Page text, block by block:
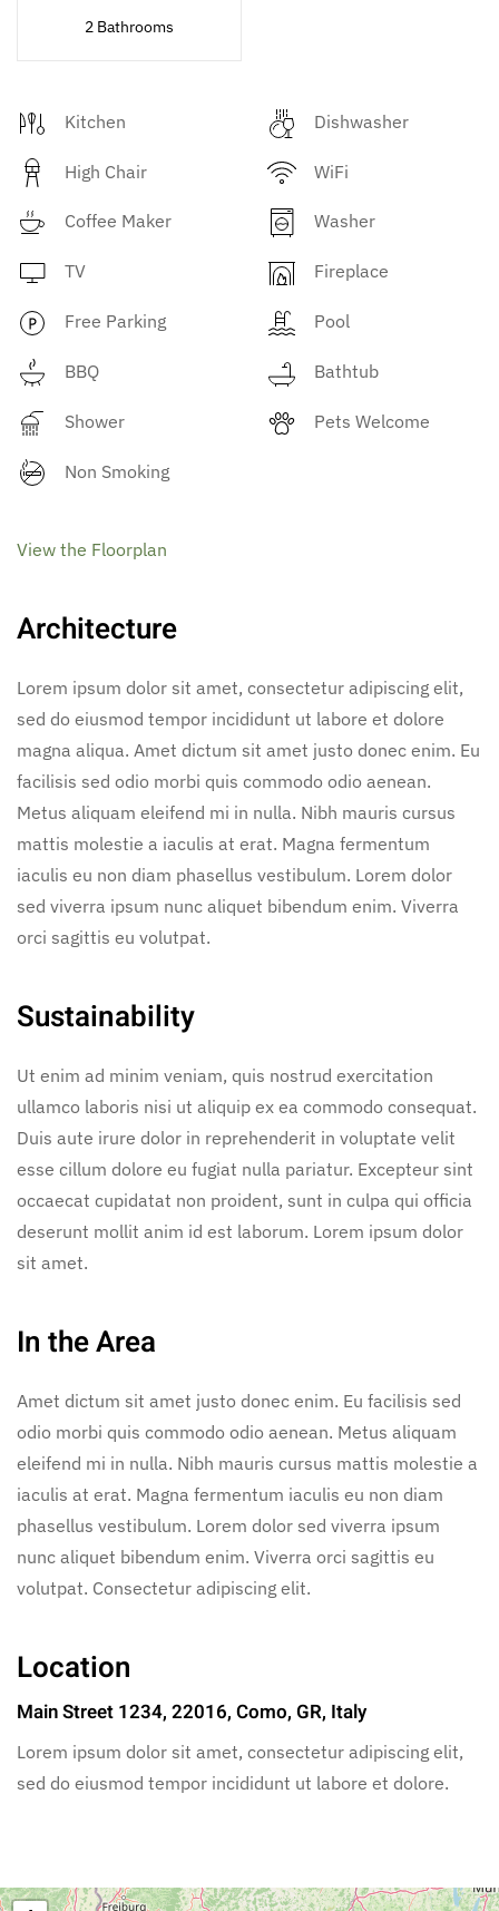
2 Bathrooms
Kitchen Dishwasher
High Chair WiFi
Coffee Maker Washer
TV Fireplace
Free Parking Pool
BBQ Bathtub
Shower Pets Welcome
Non Smoking
View the Floorplan
Architecture
Lorem ipsum dolor sit amet, consectetur adipiscing elit,
sed do eiusmod tempor incididunt ut labore et dolore
magna aliqua. Amet dictum sit amet justo donec enim. Eu
facilisis sed odio morbi quis commodo odio aenean.
Metus aliquam eleifend mi in nulla. Nibh mauris cursus
mattis molestie a iaculis at erat. Magna fermentum
iaculis eu non diam phasellus vestibulum. Lorem dolor
sed viverra ipsum nunc aliquet bibendum enim. Viverra
orci sagittis eu volutpat.
Sustainability
Ut enim ad minim veniam, quis nostrud exercitation
ullamco laboris nisi ut aliquip ex ea commodo consequat.
Duis aute irure dolor in reprehenderit in voluptate velit
esse cillum dolore eu fugiat nulla pariatur. Excepteur sint
occaecat cupidatat non proident, sunt in culpa qui officia
deserunt mollit anim id est laborum. Lorem ipsum dolor
sit amet.
In the Area
Amet dictum sit amet justo donec enim. Eu facilisis sed
odio morbi quis commodo odio aenean. Metus aliquam
eleifend mi in nulla. Nibh mauris cursus mattis molestie a
iaculis at erat. Magna fermentum iaculis eu non diam
phasellus vestibulum. Lorem dolor sed viverra ipsum
nunc aliquet bibendum enim. Viverra orci sagittis eu
volutpat. Consectetur adipiscing elit.
Location
Main Street 1234, 22016, Como, GR, Italy
Lorem ipsum dolor sit amet, consectetur adipiscing elit,
sed do eiusmod tempor incididunt ut labore et dolore.